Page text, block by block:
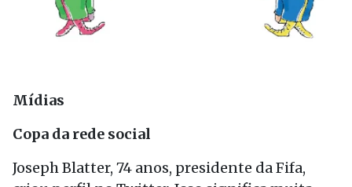
Mídias
Copa da rede social
Joseph Blatter, 74 anos, presidente da Fifa,